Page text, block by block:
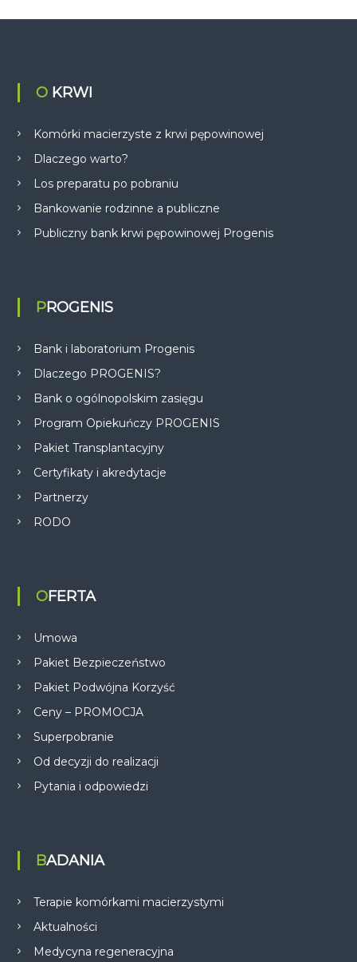
O KRWI
Komórki macierzyste z krwi pępowinowej
Dlaczego warto?
Los preparatu po pobraniu
Bankowanie rodzinne a publiczne
Publiczny bank krwi pępowinowej Progenis
PROGENIS
Bank i laboratorium Progenis
Dlaczego PROGENIS?
Bank o ogólnopolskim zasięgu
Program Opiekuńczy PROGENIS
Pakiet Transplantacyjny
Certyfikaty i akredytacje
Partnerzy
RODO
OFERTA
Umowa
Pakiet Bezpieczeństwo
Pakiet Podwójna Korzyść
Ceny – PROMOCJA
Superpobranie
Od decyzji do realizacji
Pytania i odpowiedzi
BADANIA
Terapie komórkami macierzystymi
Aktualności
Medycyna regeneracyjna